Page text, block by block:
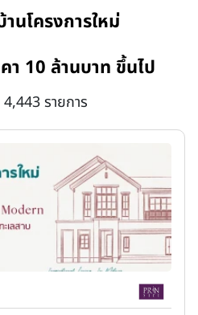
นโครงการใหม่
า 10 ล้านบาท ขึ้นไป
รายการ